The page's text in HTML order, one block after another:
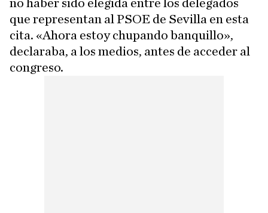
no haber sido elegida entre los delegados
que representan al PSOE de Sevilla en esta
cita. «Ahora estoy chupando banquillo»,
declaraba, a los medios, antes de acceder al
congreso.